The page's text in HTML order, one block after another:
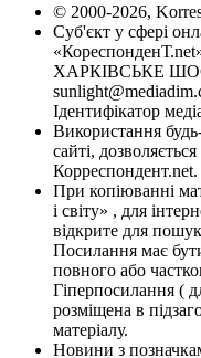
© 2000-2026,
Суб'єкт у сфері
ХАРКІВСЬКЕ
Ідентифікатор
Використання
сайті,
Корреспондент.net.
При копіюванні
і світу» , для
відкрите для
Посилання має
повного або
Гіперпосилання (
розміщена в
матеріалу.
Новини з